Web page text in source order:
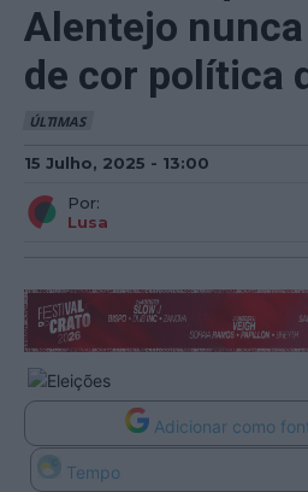
Alentejo
de cor política
ÚLTIMAS
15 Julho, 2025 - 13:00
Por:
Lusa
Adicionar como
Tempo